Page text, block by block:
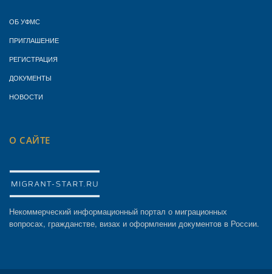
ОБ УФМС
ПРИГЛАШЕНИЕ
РЕГИСТРАЦИЯ
ДОКУМЕНТЫ
НОВОСТИ
О САЙТЕ
Некоммерческий информационный портал о миграционных
вопросах, гражданстве, визах и оформлении документов в России.